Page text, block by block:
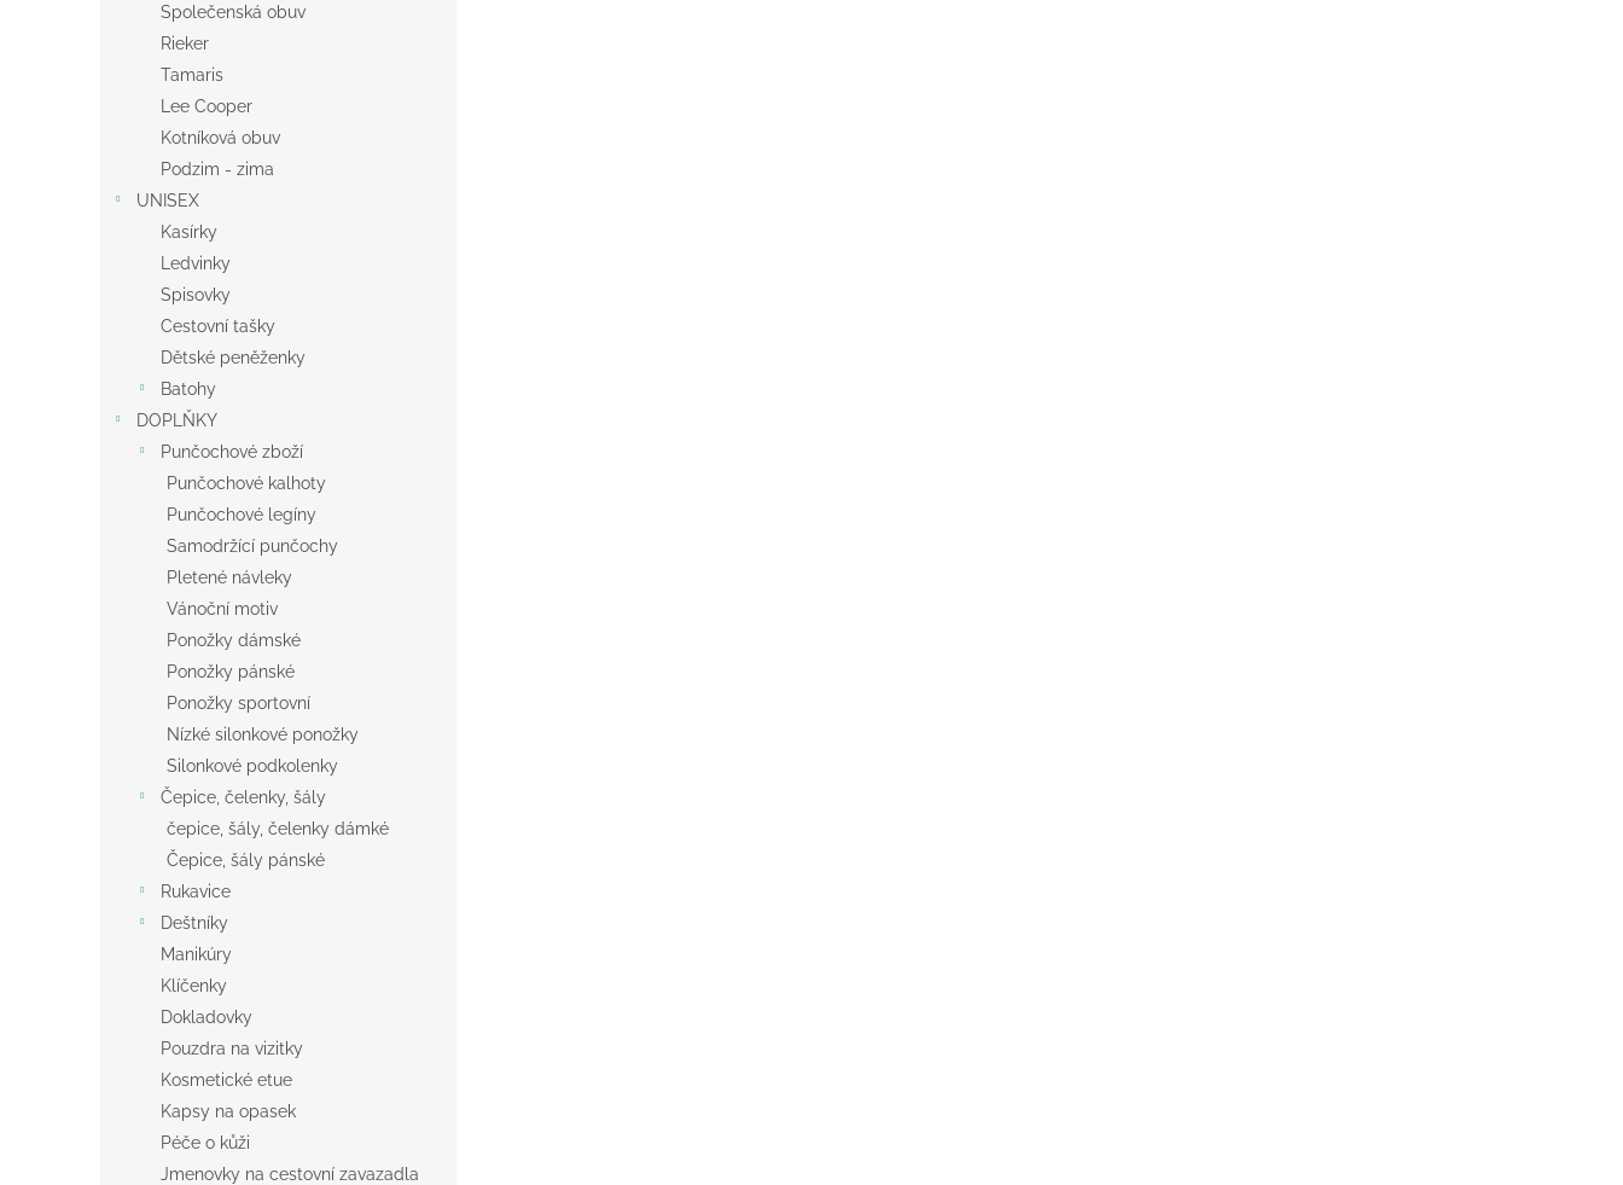
Společenská obuv
Rieker
Tamaris
Lee Cooper
Kotníková obuv
Podzim - zima
UNISEX
Kasírky
Ledvinky
Spisovky
Cestovní tašky
Dětské peněženky
Batohy
DOPLŇKY
Punčochové zboží
Punčochové kalhoty
Punčochové legíny
Samodržící punčochy
Pletené návleky
Vánoční motiv
Ponožky dámské
Ponožky pánské
Ponožky sportovní
Nízké silonkové ponožky
Silonkové podkolenky
Čepice, čelenky, šály
čepice, šály, čelenky dámké
Čepice, šály pánské
Rukavice
Deštníky
Manikúry
Klíčenky
Dokladovky
Pouzdra na vizitky
Kosmetické etue
Kapsy na opasek
Péče o kůži
Jmenovky na cestovní zavazadla